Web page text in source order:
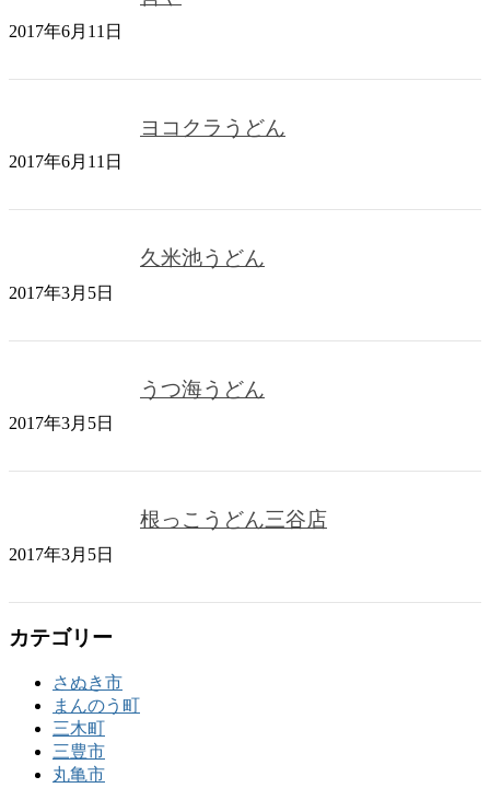
2017年6月11日
ヨコクラうどん
2017年6月11日
久米池うどん
2017年3月5日
うつ海うどん
2017年3月5日
根っこうどん三谷店
2017年3月5日
カテゴリー
さぬき市
まんのう町
三木町
三豊市
丸亀市